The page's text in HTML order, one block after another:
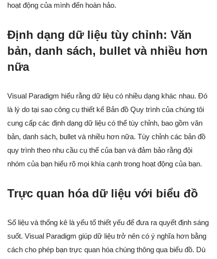
hoạt động của mình đến hoàn hảo.
Định dạng dữ liệu tùy chỉnh: Văn
bản, danh sách, bullet và nhiều hơn
nữa
Visual Paradigm hiểu rằng dữ liệu có nhiều dạng khác nhau. Đó
là lý do tại sao công cụ thiết kế Bản đồ Quy trình của chúng tôi
cung cấp các định dạng dữ liệu có thể tùy chỉnh, bao gồm văn
bản, danh sách, bullet và nhiều hơn nữa. Tùy chỉnh các bản đồ
quy trình theo nhu cầu cụ thể của bạn và đảm bảo rằng đội
nhóm của bạn hiểu rõ mọi khía cạnh trong hoạt động của bạn.
Trực quan hóa dữ liệu với biểu đồ
Số liệu và thống kê là yếu tố thiết yếu để đưa ra quyết định sáng
suốt. Visual Paradigm giúp dữ liệu trở nên có ý nghĩa hơn bằng
cách cho phép bạn trực quan hóa chúng thông qua biểu đồ. Dù